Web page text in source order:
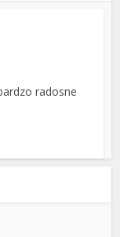
radosne